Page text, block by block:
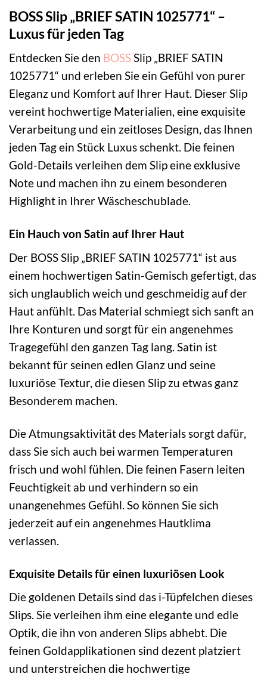
BOSS Slip „BRIEF SATIN 1025771“ –
Luxus für jeden Tag
Entdecken Sie den BOSSSlip „BRIEF SATIN
1025771“ und erleben Sie ein Gefühl von purer
Eleganz und Komfort auf Ihrer Haut. Dieser Slip
vereint hochwertige Materialien, eine exquisite
Verarbeitung und ein zeitloses Design, das Ihnen
jeden Tag ein Stück Luxus schenkt. Die feinen
Gold-Details verleihen dem Slip eine exklusive
Note und machen ihn zu einem besonderen
Highlight in Ihrer Wäscheschublade.
Ein Hauch von Satin auf Ihrer Haut
Der BOSS Slip „BRIEF SATIN 1025771“ ist aus
einem hochwertigen Satin-Gemisch gefertigt, das
sich unglaublich weich und geschmeidig auf der
Haut anfühlt. Das Material schmiegt sich sanft an
Ihre Konturen und sorgt für ein angenehmes
Tragegefühl den ganzen Tag lang. Satin ist
bekannt für seinen edlen Glanz und seine
luxuriöse Textur, die diesen Slip zu etwas ganz
Besonderem machen.
Die Atmungsaktivität des Materials sorgt dafür,
dass Sie sich auch bei warmen Temperaturen
frisch und wohl fühlen. Die feinen Fasern leiten
Feuchtigkeit ab und verhindern so ein
unangenehmes Gefühl. So können Sie sich
jederzeit auf ein angenehmes Hautklima
verlassen.
Exquisite Details für einen luxuriösen Look
Die goldenen Details sind das i-Tüpfelchen dieses
Slips. Sie verleihen ihm eine elegante und edle
Optik, die ihn von anderen Slips abhebt. Die
feinen Goldapplikationen sind dezent platziert
und unterstreichen die hochwertige